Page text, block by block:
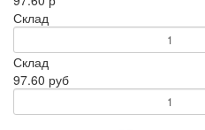
Склад
Склад
97.60 руб